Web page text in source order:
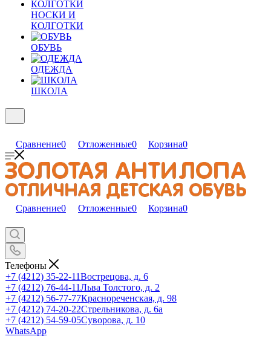
НОСКИ И
КОЛГОТКИ
ОБУВЬ
ОДЕЖДА
ШКОЛА
Сравнение0 Отложенные0 Корзина0
Сравнение0 Отложенные0 Корзина0
Телефоны
+7 (4212) 35-22-11Вострецова, д. 6
+7 (4212) 76-44-11Льва Толстого, д. 2
+7 (4212) 56-77-77Краснореченская, д. 98
+7 (4212) 74-20-22Стрельникова, д. 6а
+7 (4212) 54-59-05Суворова, д. 10
WhatsApp